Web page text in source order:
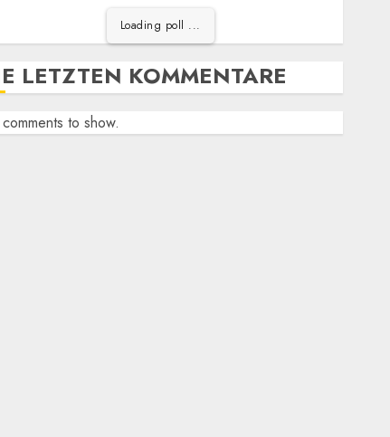
Loading poll ...
LETZTEN KOMMENTARE
to show.